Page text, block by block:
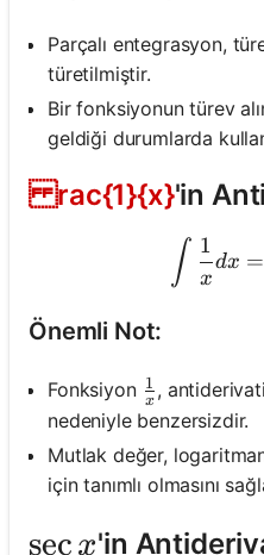
Parçalı entegrasyon,
türetilmiştir.
Bir fonksiyonun türev
geldiği durumlarda
rac{1}{x}'in
∫ x
1
dx =
Önemli Not:
Fonksiyon \frac{1}{x}
x
1 ,
nedeniyle benzersizdir.
Mutlak değer,
için tanımlı olmasını
\sec x
sec x'in